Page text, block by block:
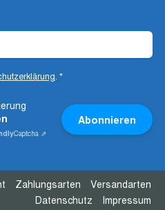
*
Captcha ⇗
Abonnieren
Zahlungsarten
Versandarten
Datenschutz
Impressum